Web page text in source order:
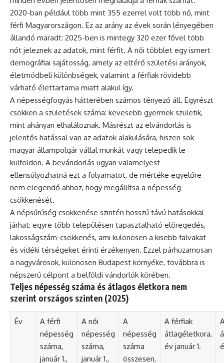
2020-ban például több mint 355 ezerrel volt több nő, mint
férfi Magyarországon. Ez az arány az évek során lényegében
állandó maradt: 2025-ben is mintegy 320 ezer fővel több
nőt jeleznek az adatok, mint férfit. A női többlet egy ismert
demográfiai sajátosság, amely az eltérő születési arányok,
életmódbeli különbségek, valamint a férfiak rövidebb
várható élettartama miatt alakul így.
A népességfogyás hátterében számos tényező áll. Egyrészt
csökken a születések száma: kevesebb gyermek születik,
mint ahányan elhaláloznak. Másrészt az elvándorlás is
jelentős hatással van az adatok alakulására, hiszen sok
magyar állampolgár vállal munkát vagy telepedik le
külföldön. A bevándorlás ugyan valamelyest
ellensúlyozhatná ezt a folyamatot, de mértéke egyelőre
nem elegendő ahhoz, hogy megállítsa a népesség
csökkenését.
A népsűrűség csökkenése szintén hosszú távú hatásokkal
járhat: egyre több településen tapasztalható elöregedés,
lakosságszám-csökkenés, ami különösen a kisebb falvakat
és vidéki térségeket érinti érzékenyen. Ezzel párhuzamosan
a nagyvárosok, különösen Budapest környéke, továbbra is
népszerű célpont a belföldi vándorlók körében.
Teljes népesség száma és átlagos életkora nem
szerint országos szinten (2025)
Év
A férfi
népesség
száma,
január 1.,
A női
népesség
száma,
január 1.,
A
népesség
száma
összesen,
A férfiak
átlagéletkora,
év január 1.